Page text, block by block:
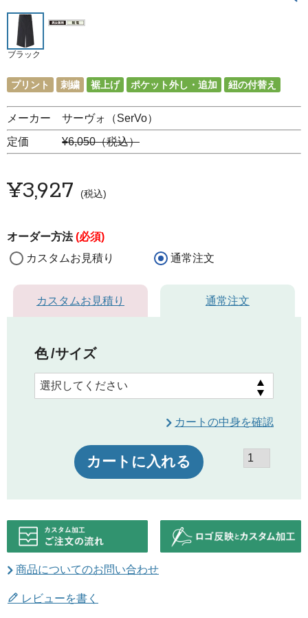
ブラック
プリント 刺繍 裾上げ ポケット外し・追加 紐の付替え
メーカー サーヴォ（SerVo）
定価 ¥6,050（税込）
¥3,927 税込
オーダー方法(必須)
カスタムお見積り
通常注文
カスタムお見積り 通常注文
色 サイズ
カートの中身を確認
カートに入れる
商品についてのお問い合わせ
レビューを書く